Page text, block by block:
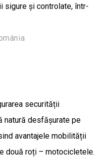
sigure și controlate, într-
securității
natură desfășurate pe
avantajele mobilității
două roți – motocicletele.